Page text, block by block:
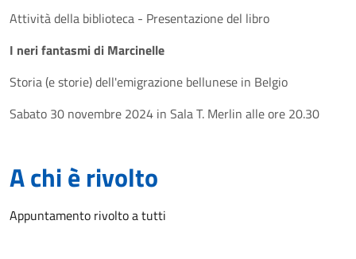
Attività della biblioteca - Presentazione del libro
I neri fantasmi di Marcinelle
Storia (e storie) dell'emigrazione bellunese in Belgio
Sabato 30 novembre 2024 in Sala T. Merlin alle ore 20.30
A chi è rivolto
Appuntamento rivolto a tutti